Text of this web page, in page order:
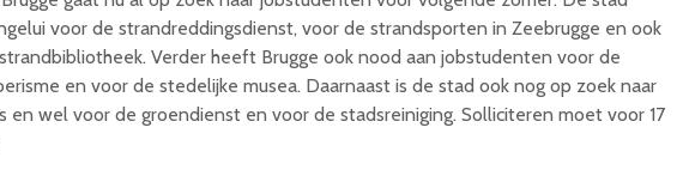
voor de strandreddingsdienst, voor de strandsporten in Zeebrugge en ook
Verder heeft Brugge ook nood aan jobstudenten voor de
en voor de stedelijke musea. Daarnaast is de stad ook nog op zoek naar
en wel voor de groendienst en voor de stadsreiniging. Solliciteren moet voor 17